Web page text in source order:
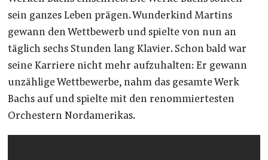
sein ganzes Leben prägen. Wunderkind Martins
gewann den Wettbewerb und spielte von nun an
täglich sechs Stunden lang Klavier. Schon bald war
seine Karriere nicht mehr aufzuhalten: Er gewann
unzählige Wettbewerbe, nahm das gesamte Werk
Bachs auf und spielte mit den renommiertesten
Orchestern Nordamerikas.